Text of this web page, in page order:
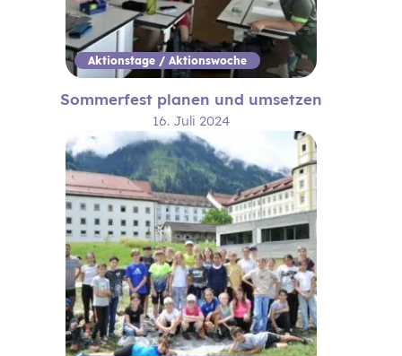
Aktionstage / Aktionswoche
Sommerfest planen und umsetzen
16. Juli 2024